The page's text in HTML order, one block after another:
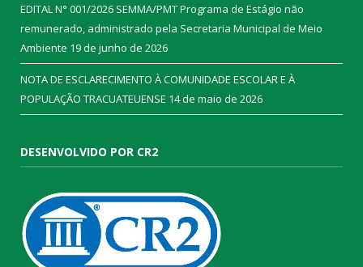
EDITAL N° 001/2026 SEMMA/PMT Programa de Estágio não
remunerado, administrado pela Secretaria Municipal de Meio
Ambiente 19 de junho de 2026
NOTA DE ESCLARECIMENTO À COMUNIDADE ESCOLAR E À
POPULAÇÃO TRACUATEUENSE 14 de maio de 2026
DESENVOLVIDO POR CR2